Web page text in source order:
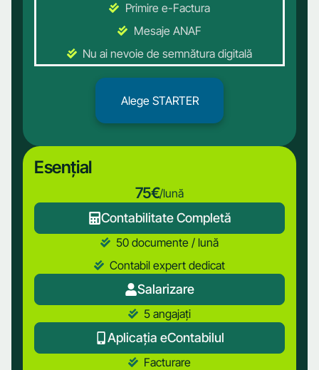
Primire e-Factura
Mesaje ANAF
Nu ai nevoie de semnătura digitală
Alege STARTER
Alege STARTER
Esențial
75€/lună
Contabilitate Completă
50 documente / lună
Contabil expert dedicat
Salarizare
5 angajați
Aplicația eContabilul
Facturare